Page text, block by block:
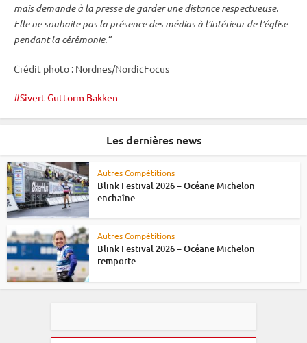
mais demande à la presse de garder une distance respectueuse.
Elle ne souhaite pas la présence des médias à l’intérieur de l’église
pendant la cérémonie.”
Crédit photo : Nordnes/NordicFocus
Sivert Guttorm Bakken
Les dernières news
Autres Compétitions
Blink Festival 2026 – Océane Michelon
enchaîne...
Autres Compétitions
Blink Festival 2026 – Océane Michelon
remporte...